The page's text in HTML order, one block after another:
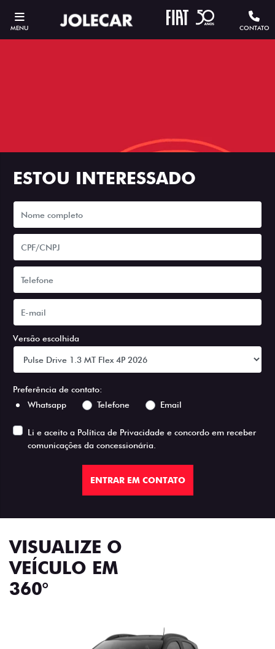
MENU CONTATO
ESTOU INTERESSADO
Versão escolhida
Preferência de contato:
Whatsapp
Telefone Email
Li e aceito a Política de Privacidade e concordo em receber
comunicações da concessionária.
ENTRAR EM CONTATO
VISUALIZE O
VEÍCULO EM
360°